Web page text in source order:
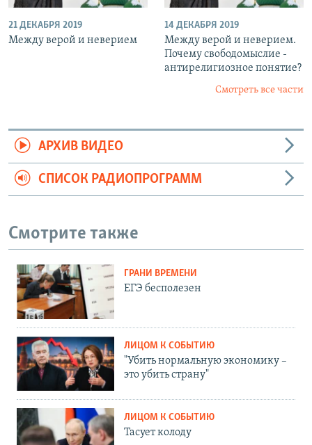
21 ДЕКАБРЯ 2019
Между верой и неверием
14 ДЕКАБРЯ 2019
Между верой и неверием.
Почему свободомыслие -
антирелигиозное понятие?
Смотреть все части
АРХИВ ВИДЕО
СПИСОК РАДИОПРОГРАММ
Смотрите также
ГРАНИ ВРЕМЕНИ
ЕГЭ бесполезен
ЛИЦОМ К СОБЫТИЮ
"Убить нормальную экономику –
это убить страну"
ЛИЦОМ К СОБЫТИЮ
Тасует колоду